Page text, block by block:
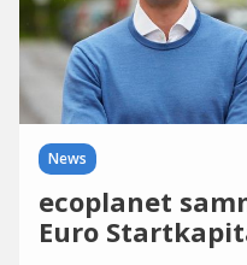
News
ecoplanet
Euro